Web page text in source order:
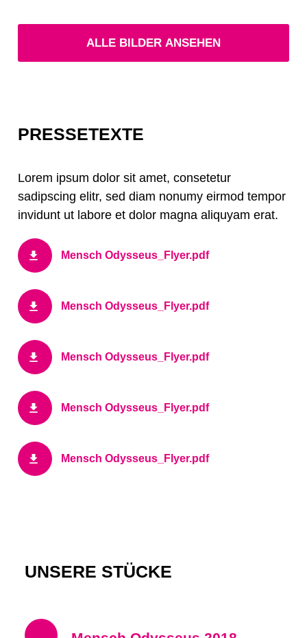
ALLE BILDER ANSEHEN
PRESSETEXTE
Lorem ipsum dolor sit amet, consetetur
sadipscing elitr, sed diam nonumy eirmod tempor
invidunt ut labore et dolor magna aliquyam erat.
Mensch Odysseus_Flyer.pdf
Mensch Odysseus_Flyer.pdf
Mensch Odysseus_Flyer.pdf
Mensch Odysseus_Flyer.pdf
Mensch Odysseus_Flyer.pdf
UNSERE STÜCKE